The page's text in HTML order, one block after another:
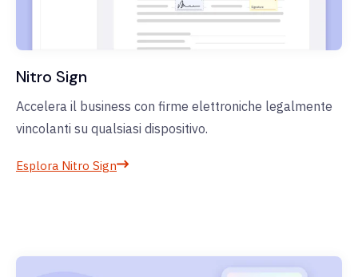
Nitro Sign
Accelera il business con firme elettroniche legalmente
vincolanti su qualsiasi dispositivo.
Esplora Nitro Sign